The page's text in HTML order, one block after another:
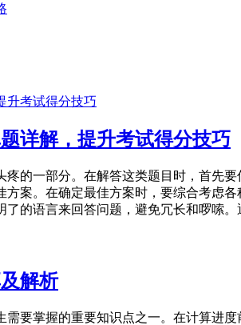
详解，提升考试得分技巧
疼的一部分。在解答这类题目时，首先
案。在确定最佳方案时，要综合考虑
的语言来回答问题，避免冗长和啰嗦
解析
需要掌握的重要知识点之一。在计算进